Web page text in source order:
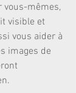
vous-mêmes,
visible et
vous aider à
images de